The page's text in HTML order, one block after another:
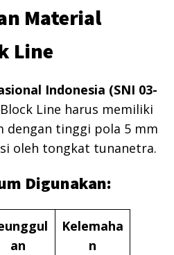
Material
Line
Indonesia (SNI 03-
Line harus memiliki
dengan tinggi pola 5 mm
oleh tongkat tunanetra.
Digunakan:
an
Kelemaha
n